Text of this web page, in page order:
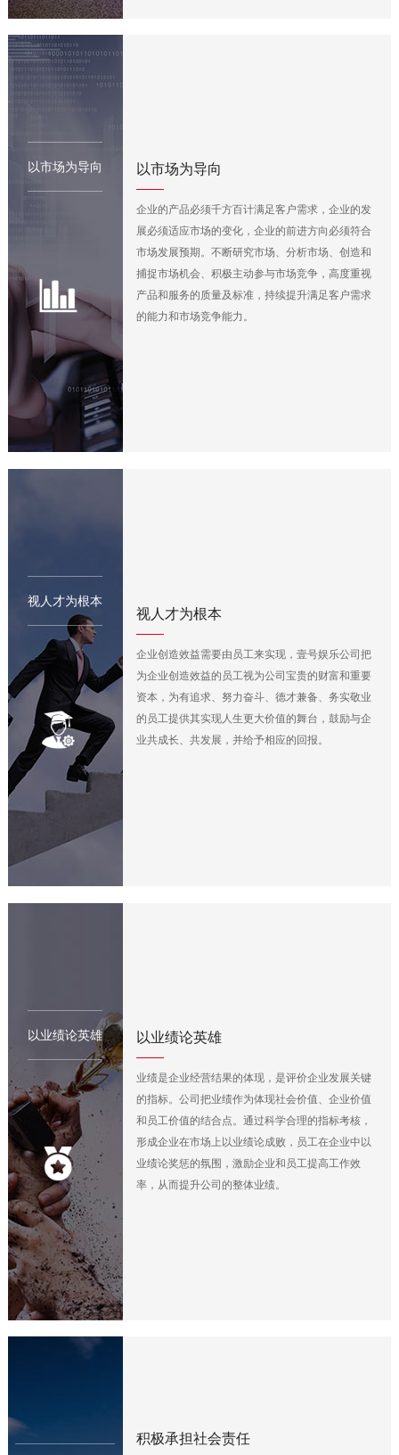
以市场为导向 以市场为导向
企业的产品必须千方百计满足客户需求，企业的发
展必须适应市场的变化，企业的前进方向必须符合
市场发展预期。不断研究市场、分析市场、创造和
捕捉市场机会、积极主动参与市场竞争，高度重视
产品和服务的质量及标准，持续提升满足客户需求
的能力和市场竞争能力。
视人才为根本
视人才为根本
企业创造效益需要由员工来实现，壹号娱乐公司把
为企业创造效益的员工视为公司宝贵的财富和重要
资本，为有追求、努力奋斗、德才兼备、务实敬业
的员工提供其实现人生更大价值的舞台，鼓励与企
业共成长、共发展，并给予相应的回报。
以业绩论英雄 以业绩论英雄
业绩是企业经营结果的体现，是评价企业发展关键
的指标。公司把业绩作为体现社会价值、企业价值
和员工价值的结合点。通过科学合理的指标考核，
形成企业在市场上以业绩论成败，员工在企业中以
业绩论奖惩的氛围，激励企业和员工提高工作效
率，从而提升公司的整体业绩。
积极承担社会责任